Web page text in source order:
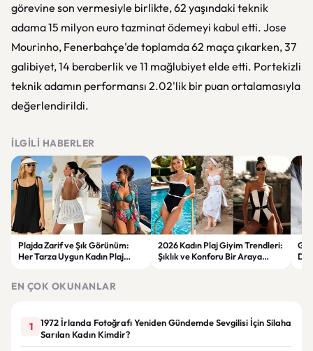
görevine son vermesiyle birlikte, 62 yaşındaki teknik
adama 15 milyon euro tazminat ödemeyi kabul etti. Jose
Mourinho, Fenerbahçe'de toplamda 62 maça çıkarken, 37
galibiyet, 14 beraberlik ve 11 mağlubiyet elde etti. Portekizli
teknik adamın performansı 2.02'lik bir puan ortalamasıyla
değerlendirildi.
İLGILI HABERLER
Plajda Zarif ve Şık Görünüm:
Her Tarza Uygun Kadın Plaj
2026 Kadın Plaj Giyim Trendleri:
Şıklık ve Konforu Bir Araya
EN ÇOK OKUNANLAR
1
1972 İrlanda Fotoğrafı Yeniden Gündemde Sevgilisi İçin Silaha
Sarılan Kadın Kimdir?